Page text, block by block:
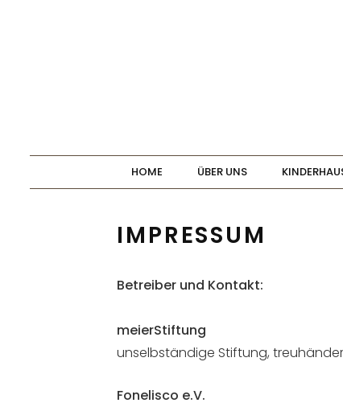
HOME ÜBER UNS
IMPRESSUM
Betreiber und Kontakt:
meierStiftung
unselbständige Stiftung,
Fonelisco e.V.